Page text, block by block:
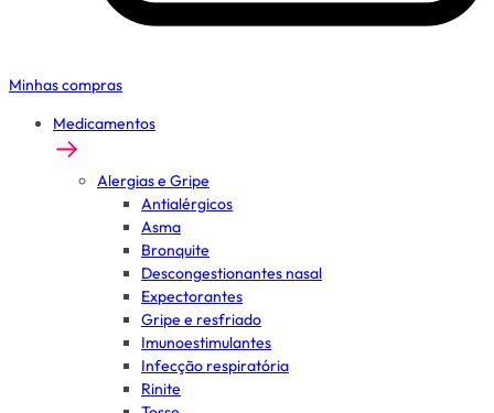
Minhas compras
Medicamentos
Alergias e Gripe
Antialérgicos
Asma
Bronquite
Descongestionantes nasal
Expectorantes
Gripe e resfriado
Imunoestimulantes
Infecção respiratória
Rinite